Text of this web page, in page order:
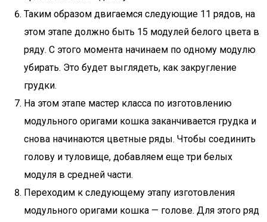
Таким образом двигаемся следующие 11 рядов, на
этом этапе должно быть 15 модулей белого цвета в
ряду. С этого момента начинаем по одному модулю
убирать. Это будет выглядеть, как закругление
грудки.
На этом этапе мастер класса по изготовлению
модульного оригами кошка заканчивается грудка и
снова начинаются цветные ряды. Чтобы соединить
голову и туловище, добавляем еще три белых
модуля в средней части.
Переходим к следующему этапу изготовления
модульного оригами кошка — голове. Для этого ряд